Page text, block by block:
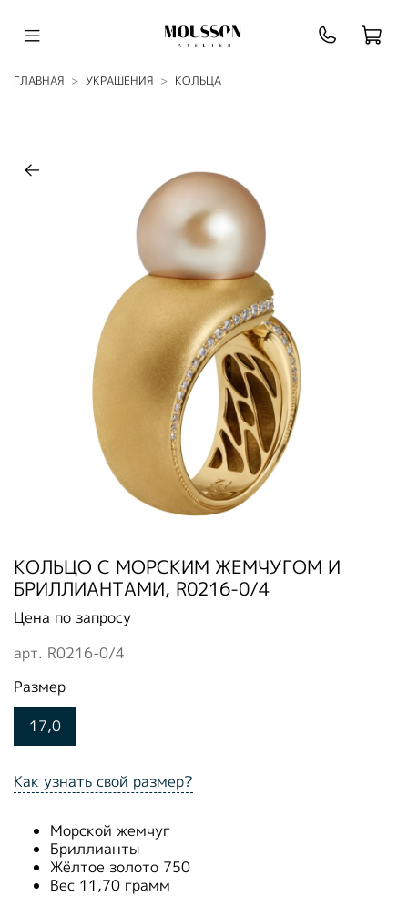
ГЛАВНАЯ УКРАШЕНИЯ КОЛЬЦА
арт. R0216-0/4
КОЛЬЦО С МОРСКИМ ЖЕМЧУГОМ И
БРИЛЛИАНТАМИ, R0216-0/4
Цена по запросу
Как узнать свой размер?
Размер
17,0
Морской жемчуг
Бриллианты
Жёлтое золото 750
Вес 11,70 грамм